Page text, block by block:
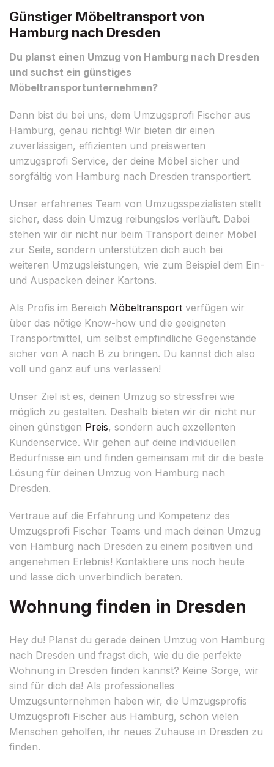
Günstiger Möbeltransport von
Hamburg nach Dresden
Du planst einen Umzug von Hamburg nach Dresden
und suchst ein günstiges
Möbeltransportunternehmen?
Dann bist du bei uns, dem Umzugsprofi Fischer aus
Hamburg, genau richtig! Wir bieten dir einen
zuverlässigen, effizienten und preiswerten
umzugsprofi Service, der deine Möbel sicher und
sorgfältig von Hamburg nach Dresden transportiert.
Unser erfahrenes Team von Umzugsspezialisten stellt
sicher, dass dein Umzug reibungslos verläuft. Dabei
stehen wir dir nicht nur beim Transport deiner Möbel
zur Seite, sondern unterstützen dich auch bei
weiteren Umzugsleistungen, wie zum Beispiel dem Ein-
und Auspacken deiner Kartons.
Als Profis im Bereich Möbeltransport verfügen wir
über das nötige Know-how und die geeigneten
Transportmittel, um selbst empfindliche Gegenstände
sicher von A nach B zu bringen. Du kannst dich also
voll und ganz auf uns verlassen!
Unser Ziel ist es, deinen Umzug so stressfrei wie
möglich zu gestalten. Deshalb bieten wir dir nicht nur
einen günstigen Preis, sondern auch exzellenten
Kundenservice. Wir gehen auf deine individuellen
Bedürfnisse ein und finden gemeinsam mit dir die beste
Lösung für deinen Umzug von Hamburg nach
Dresden.
Vertraue auf die Erfahrung und Kompetenz des
Umzugsprofi Fischer Teams und mach deinen Umzug
von Hamburg nach Dresden zu einem positiven und
angenehmen Erlebnis! Kontaktiere uns noch heute
und lasse dich unverbindlich beraten.
Wohnung finden in Dresden
Hey du! Planst du gerade deinen Umzug von Hamburg
nach Dresden und fragst dich, wie du die perfekte
Wohnung in Dresden finden kannst? Keine Sorge, wir
sind für dich da! Als professionelles
Umzugsunternehmen haben wir, die Umzugsprofis
Umzugsprofi Fischer aus Hamburg, schon vielen
Menschen geholfen, ihr neues Zuhause in Dresden zu
finden.